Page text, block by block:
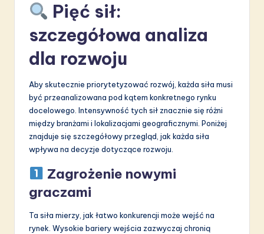
Pięć sił:
szczegółowa analiza
dla rozwoju
Aby skutecznie priorytetyzować rozwój, każda siła musi
być przeanalizowana pod kątem konkretnego rynku
docelowego. Intensywność tych sił znacznie się różni
między branżami i lokalizacjami geograficznymi. Poniżej
znajduje się szczegółowy przegląd, jak każda siła
wpływa na decyzje dotyczące rozwoju.
Zagrożenie nowymi
graczami
Ta siła mierzy, jak łatwo konkurencji może wejść na
rynek. Wysokie bariery wejścia zazwyczaj chronią